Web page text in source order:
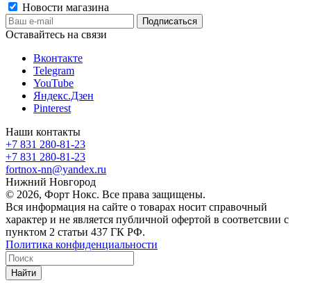
Новости магазина
Оставайтесь на связи
Вконтакте
Telegram
YouTube
Яндекс.Дзен
Pinterest
Наши контакты
+7 831 280-81-23
+7 831 280-81-23
fortnox-nn@yandex.ru
Нижний Новгород
© 2026, Форт Нокс. Все права защищены.
Вся информация на сайте о товарах носит справочный
характер и не является публичной офертой в соответсвии с
пунктом 2 статьи 437 ГК РФ.
Политика конфиденциальности
Найти